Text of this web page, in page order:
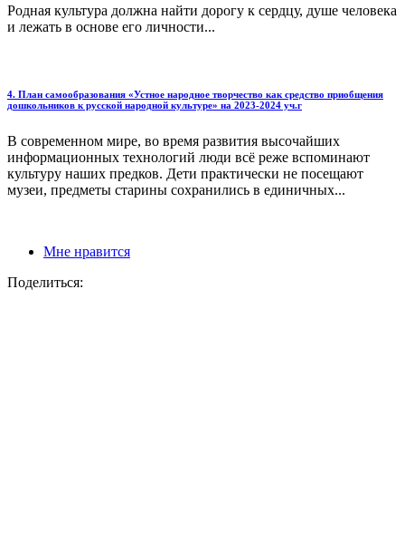
Родная культура должна найти дорогу к сердцу, душе человека
и лежать в основе его личности...
4. План самообразования «Устное народное творчество как средство приобщения
дошкольников к русской народной культуре» на 2023-2024 уч.г
В современном мире, во время развития высочайших
информационных технологий люди всё реже вспоминают
культуру наших предков. Дети практически не посещают
музеи, предметы старины сохранились в единичных...
Мне нравится
Поделиться: